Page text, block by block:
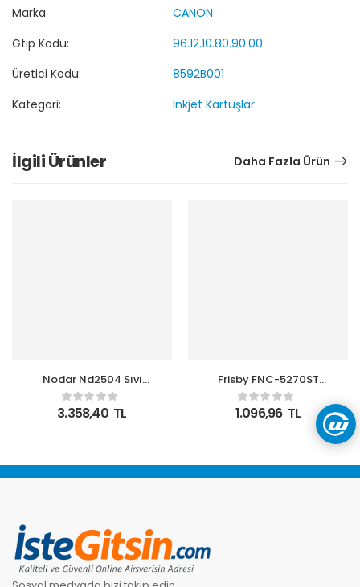
Marka:
CANON
Gtip Kodu:
96.12.10.80.90.00
Üretici Kodu:
8592B001
Kategori:
Inkjet Kartuşlar
İlgili Ürünler Daha Fazla Ürün
Nodar Nd2504 Sıvı
Soğutma Fan 240 Argb
24Cm Beyaz
3.358,40 TL
Frisby FNC-5270ST
Notebook Soğutucu &
Stand
1.096,96 TL